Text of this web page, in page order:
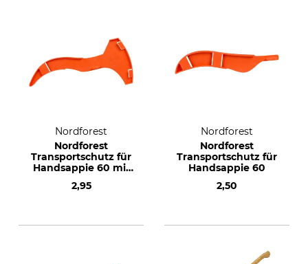
Nordforest
Nordforest
Transportschutz für
Handsappie 60 mit
2,95
Nordforest
Nordforest
Transportschutz für
Handsappie 60
2,50